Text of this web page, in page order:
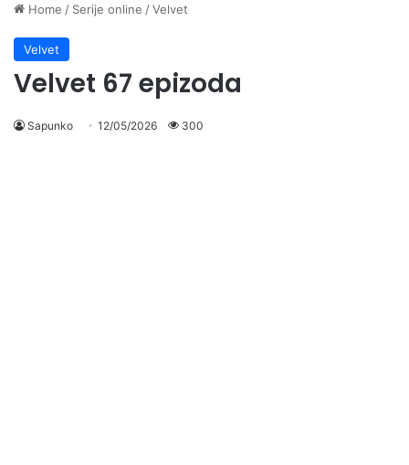
Home / Serije online /Velvet
Velvet
Velvet 67 epizoda
Sapunko 12/05/2026 300